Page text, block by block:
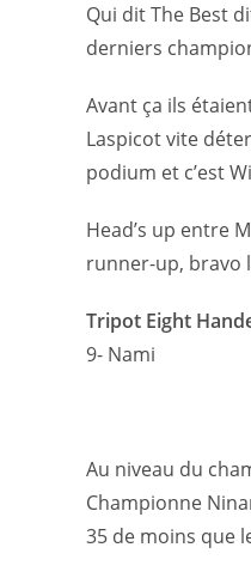
Qui dit The Best
derniers
Avant ça ils
Laspicot vite
podium et c’est
Head’s up entre
runner-up, bravo
Tripot Eight
9- Nami
Au niveau du
Championne
35 de moins que